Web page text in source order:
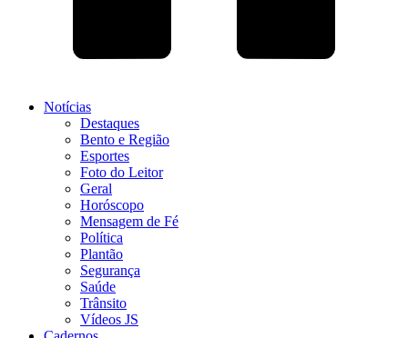
Notícias
Destaques
Bento e Região
Esportes
Foto do Leitor
Geral
Horóscopo
Mensagem de Fé
Política
Plantão
Segurança
Saúde
Trânsito
Vídeos JS